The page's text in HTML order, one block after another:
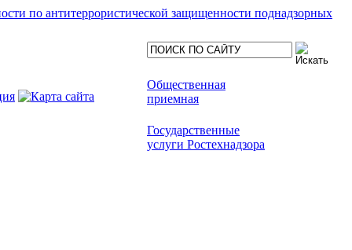
по антитеррористической защищенности поднадзорных
Общественная
приемная
Государственные
услуги Ростехнадзора